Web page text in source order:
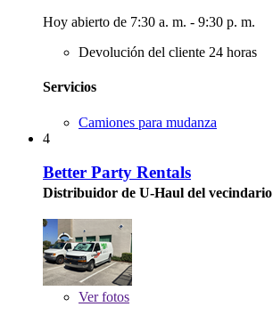
Hoy abierto de 7:30 a. m. - 9:30 p. m.
Devolución del cliente 24 horas
Servicios
Camiones para mudanza
4
Better Party Rentals
Distribuidor de U-Haul del vecindario
Verfotos